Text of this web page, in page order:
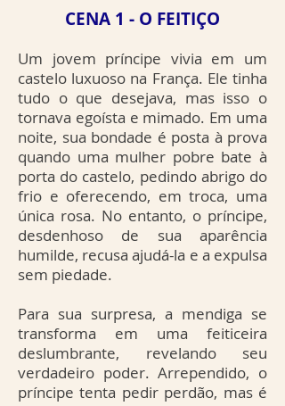
CENA 1 - O FEITIÇO
Um jovem príncipe vivia em um
castelo luxuoso na França. Ele tinha
tudo o que desejava, mas isso o
tornava egoísta e mimado. Em uma
noite, sua bondade é posta à prova
quando uma mulher pobre bate à
porta do castelo, pedindo abrigo do
frio e oferecendo, em troca, uma
única rosa. No entanto, o príncipe,
desdenhoso de sua aparência
humilde, recusa ajudá-la e a expulsa
sem piedade.
Para sua surpresa, a mendiga se
transforma em uma feiticeira
deslumbrante, revelando seu
verdadeiro poder. Arrependido, o
príncipe tenta pedir perdão, mas é